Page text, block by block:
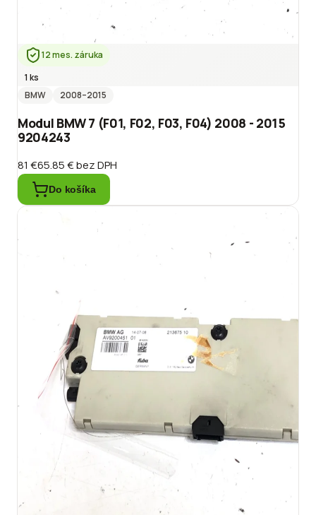
12 mes. záruka
1 ks
BMW
2008–2015
Modul BMW 7 (F01, F02, F03, F04) 2008 - 2015
9204243
81 €65.85 €bez DPH
Do košíka